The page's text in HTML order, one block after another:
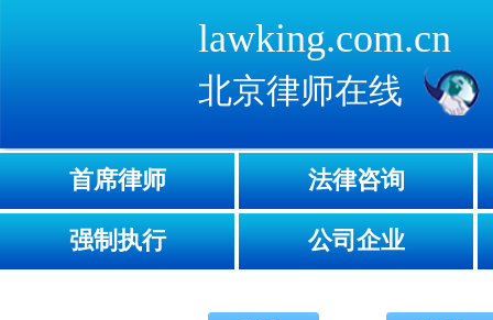
lawking.com.cn
北京律师在线
首席律师 法律咨询
强制执行 公司企业